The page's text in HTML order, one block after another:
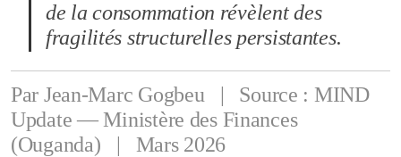
de la consommation révèlent des
fragilités structurelles persistantes.
Par Jean-Marc Gogbeu | Source : MIND
Update — Ministère des Finances
(Ouganda) | Mars 2026